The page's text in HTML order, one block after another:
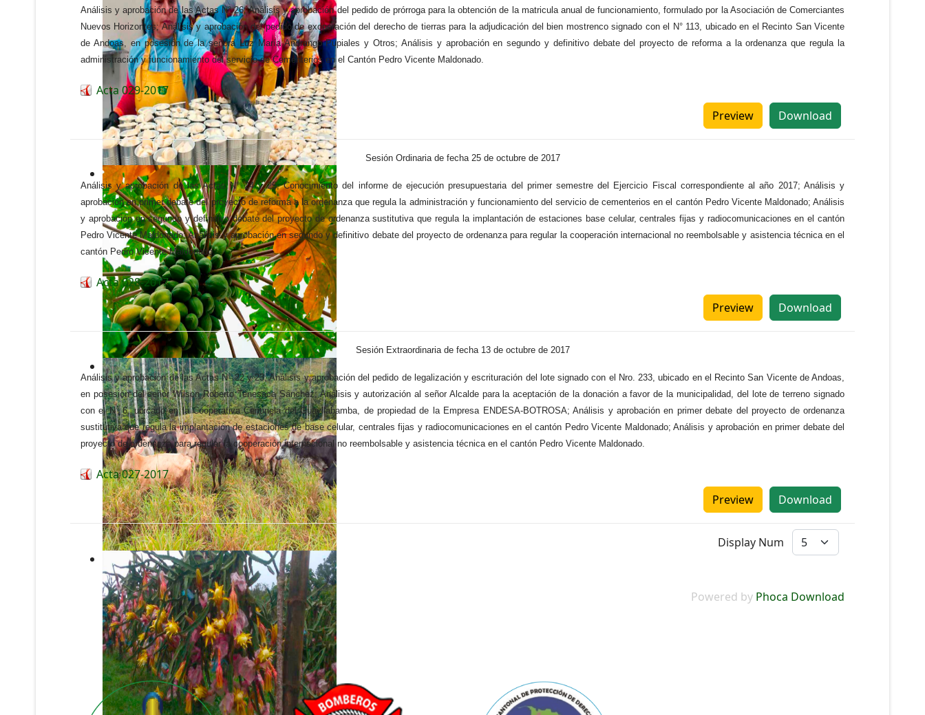
Análisis y aprobación de las Actas N° 26; Análisis y aprobación del pedido de prórroga para la obtención de la matricula anual de funcionamiento, formulado por la Asociación de Comerciantes
Nuevos Horizontes; Análisis y aprobación del pedido de exoneración del derecho de tierras para la adjudicación del bien mostrenco signado con el N° 113, ubicado en el Recinto San Vicente
de Andoas, en posesión de la señora Luz María Andrango Pupiales y Otros; Análisis y aprobación en segundo y definitivo debate del proyecto de reforma a la ordenanza que regula la
administración y funcionamiento del servicio de Cementerios en el Cantón Pedro Vicente Maldonado.
Acta 029-2017
Download
Preview
Sesión Ordinaria de fecha 25 de octubre de 2017
Análisis y aprobación de las Actas N° 24 y 25; Conocimiento del informe de ejecución presupuestaria del primer semestre del Ejercicio Fiscal correspondiente al año 2017; Análisis y
aprobación en primer debate del proyecto de reforma a la ordenanza que regula la administración y funcionamiento del servicio de cementerios en el cantón Pedro Vicente Maldonado; Análisis
y aprobación en segundo y definitivo debate del proyecto de ordenanza sustitutiva que regula la implantación de estaciones base celular, centrales fijas y radiocomunicaciones en el cantón
Pedro Vicente Maldonado; Análisis y aprobación en segundo y definitivo debate del proyecto de ordenanza para regular la cooperación internacional no reembolsable y asistencia técnica en el
cantón Pedro Vicente Maldonado.
Acta 028-2017
Download
Preview
Sesión Extraordinaria de fecha 13 de octubre de 2017
Análisis y aprobación de las Actas N° 22 y 23; Análisis y aprobación del pedido de legalización y escrituración del lote signado con el Nro. 233, ubicado en el Recinto San Vicente de Andoas,
en posesión del señor Wilson Roberto Tenesaca Sánchez; Análisis y autorización al señor Alcalde para la aceptación de la donación a favor de la municipalidad, del lote de terreno signado
con el N° 6, ubicado en la Cooperativa Centinela del Guayllabamba, de propiedad de la Empresa ENDESA-BOTROSA; Análisis y aprobación en primer debate del proyecto de ordenanza
sustitutiva que regula la implantación de estaciones de base celular, centrales fijas y radiocomunicaciones en el cantón Pedro Vicente Maldonado; Análisis y aprobación en primer debate del
proyecto de ordenanza para regular la cooperación internacional no reembolsable y asistencia técnica en el cantón Pedro Vicente Maldonado.
Acta 027-2017
Download
Preview
Display Num
Powered by Phoca Download